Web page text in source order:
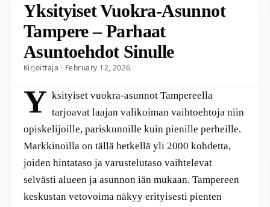
Yksityiset Vuokra-Asunnot
Tampere – Parhaat
Asuntoehdot Sinulle
Kirjoittaja · February 12, 2026
Y ksityiset vuokra-asunnot Tampereella
tarjoavat laajan valikoiman vaihtoehtoja niin
opiskelijoille, pariskunnille kuin pienille perheille.
Markkinoilla on tällä hetkellä yli 2000 kohdetta,
joiden hintataso ja varustelutaso vaihtelevat
selvästi alueen ja asunnon iän mukaan. Tampereen
keskustan vetovoima näkyy erityisesti pienten